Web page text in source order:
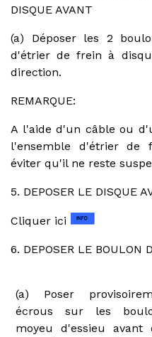
DISQUE AVANT
(a) Déposer les 2
d'étrier de frein à
direction.
REMARQUE:
A l'aide d'un câble ou
l'ensemble d'étrier de
éviter qu'il ne reste
5. DEPOSER LE DISQUE
Cliquer ici
6. DEPOSER LE BOULON
(a) Poser
écrous sur les
moyeu d'essieu avant